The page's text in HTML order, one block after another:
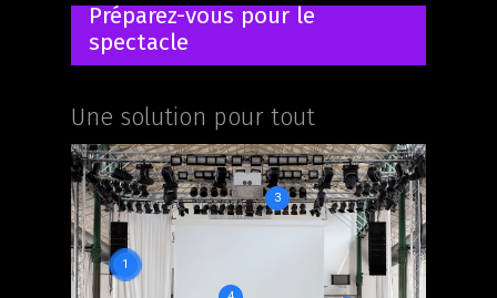
Préparez-vous pour le
spectacle
Une solution pour tout
1
3